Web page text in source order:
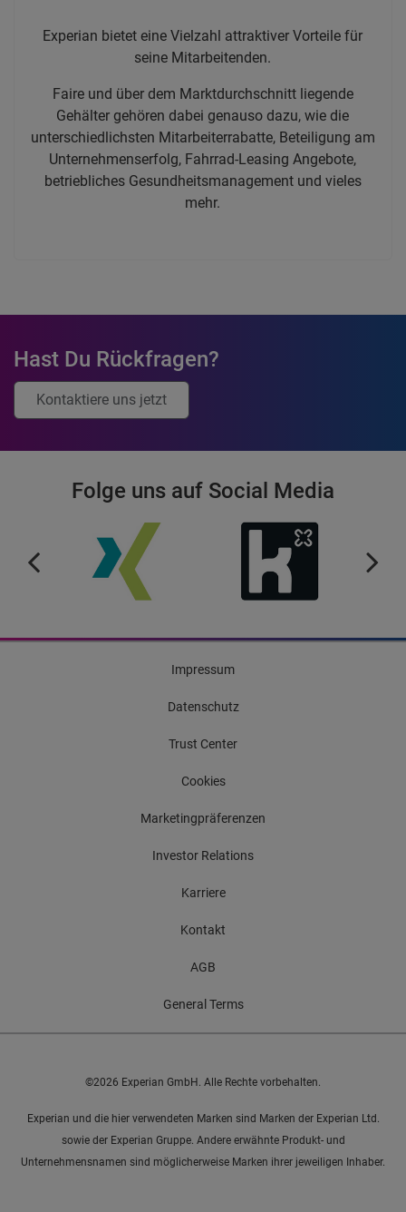
Experian bietet eine Vielzahl attraktiver Vorteile für
seine Mitarbeitenden.
Faire und über dem Marktdurchschnitt liegende
Gehälter gehören dabei genauso dazu, wie die
unterschiedlichsten Mitarbeiterrabatte, Beteiligung am
Unternehmenserfolg, Fahrrad-Leasing Angebote,
betriebliches Gesundheitsmanagement und vieles
mehr.
Hast Du Rückfragen?
Kontaktiere uns jetzt
Folge uns auf Social Media
Impressum
Datenschutz
Trust Center
Cookies
Marketingpräferenzen
Investor Relations
Karriere
Kontakt
AGB
General Terms
©2026 Experian GmbH. Alle Rechte vorbehalten.
Experian und die hier verwendeten Marken sind Marken der Experian Ltd.
sowie der Experian Gruppe. Andere erwähnte Produkt- und
Unternehmensnamen sind möglicherweise Marken ihrer jeweiligen Inhaber.